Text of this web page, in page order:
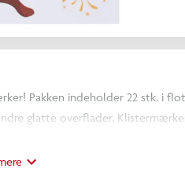
Pakken indeholder 22 stk. i
glatte overflader.